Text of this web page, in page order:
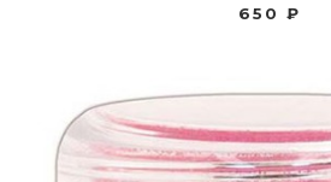
650 ₽